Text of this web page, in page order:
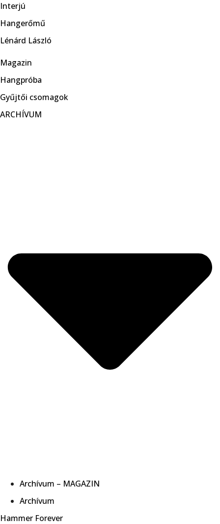
Interjú
Hangerőmű
Lénárd László
Magazin
Hangpróba
Gyűjtői csomagok
ARCHÍVUM
Archívum – MAGAZIN
Archívum
Hammer Forever